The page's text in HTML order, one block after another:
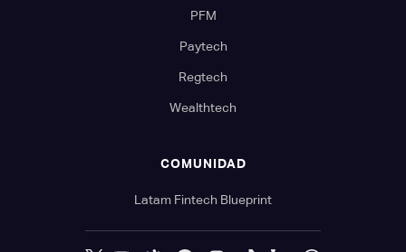
PFM
Paytech
Regtech
Wealthtech
COMUNIDAD
Latam Fintech Blueprint